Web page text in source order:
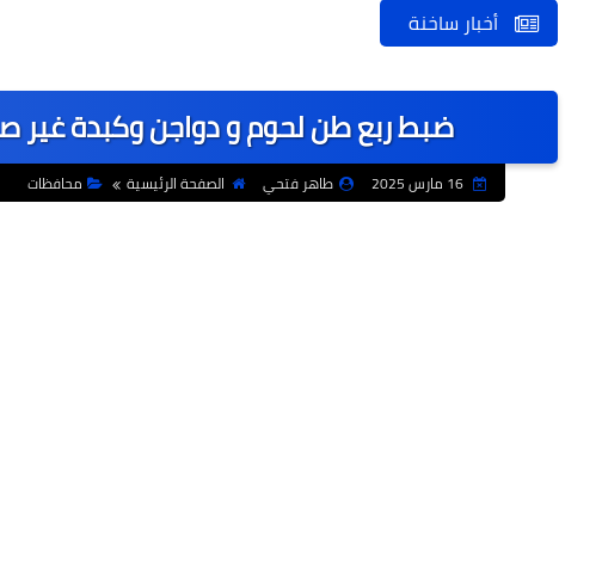
أخبار ساخنة
ضبط ربع طن لحوم و دواجن وكبدة غير
16 مارس 2025 طاهر فتحي الصفحة الرئيسية محافظات